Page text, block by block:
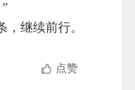
，继续前行。
点赞